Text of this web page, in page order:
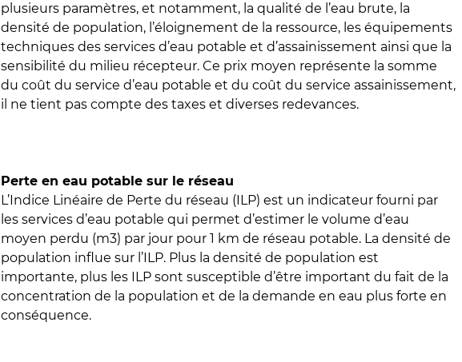
plusieurs paramètres, et notamment, la qualité de l’eau brute, la
densité de population, l’éloignement de la ressource, les équipements
techniques des services d’eau potable et d’assainissement ainsi que la
sensibilité du milieu récepteur. Ce prix moyen représente la somme
du coût du service d’eau potable et du coût du service assainissement,
il ne tient pas compte des taxes et diverses redevances.
Perte en eau potable sur le réseau
L’Indice Linéaire de Perte du réseau (ILP) est un indicateur fourni par
les services d’eau potable qui permet d’estimer le volume d’eau
moyen perdu (m3) par jour pour 1 km de réseau potable. La densité de
population influe sur l’ILP. Plus la densité de population est
importante, plus les ILP sont susceptible d’être important du fait de la
concentration de la population et de la demande en eau plus forte en
conséquence.